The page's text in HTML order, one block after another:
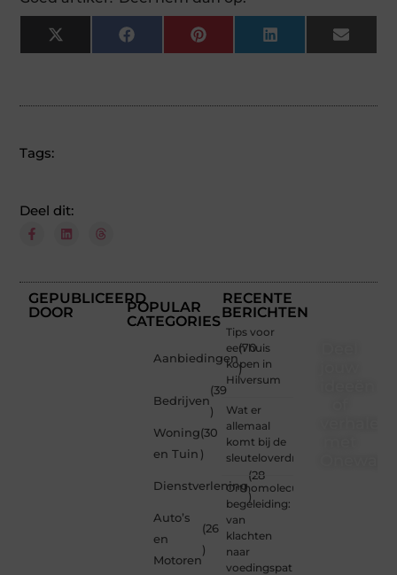
X
(Twitter)
Facebook Pinterest LinkedIn Email
Tags:
Deel dit:
GEPUBLICEERD
DOOR
POPULAR
CATEGORIES
Aanbiedingen
(70
)
Bedrijven
(39
)
Woning
en Tuin
(30
)
Dienstverlening
(28
)
Auto’s
en
Motoren
(26
)
RECENTE
BERICHTEN
Tips voor
een huis
kopen in
Hilversum
Wat er
allemaal
komt bij de
sleuteloverdracht
Orthomoleculaire
begeleiding:
van
klachten
naar
voedingspatroon